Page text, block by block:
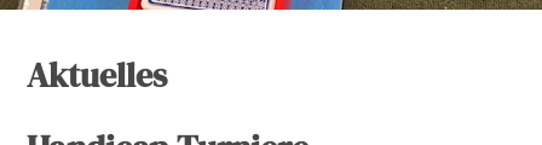
Aktuelles